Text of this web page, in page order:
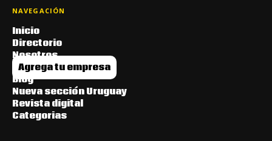
NAVEGACIÓN
Inicio
Directorio
Nosotros
Agrega tu empresa
Blog
Nueva sección Uruguay
Revista digital
Categorias